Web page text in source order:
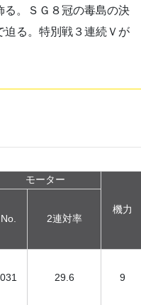
。ＳＧ８冠の毒島の決
迫る。特別戦３連続Ｖが
モーター
機力
No. 2連対率
031 29.6 9